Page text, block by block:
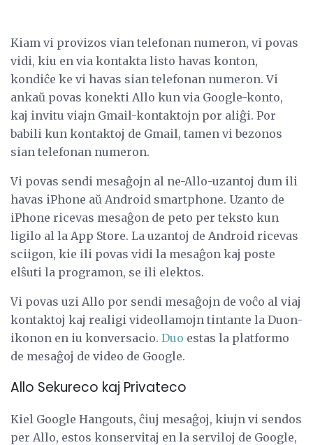
Kiam vi provizos vian telefonan numeron, vi povas
vidi, kiu en via kontakta listo havas konton,
kondiĉe ke vi havas sian telefonan numeron. Vi
ankaŭ povas konekti Allo kun via Google-konto,
kaj invitu viajn Gmail-kontaktojn por aliĝi. Por
babili kun kontaktoj de Gmail, tamen vi bezonos
sian telefonan numeron.
Vi povas sendi mesaĝojn al ne-Allo-uzantoj dum ili
havas iPhone aŭ Android smartphone. Uzanto de
iPhone ricevas mesaĝon de peto per teksto kun
ligilo al la App Store. La uzantoj de Android ricevas
sciigon, kie ili povas vidi la mesaĝon kaj poste
elŝuti la programon, se ili elektos.
Vi povas uzi Allo por sendi mesaĝojn de voĉo al viaj
kontaktoj kaj realigi videollamojn tintante la Duon-
ikonon en iu konversacio. Duo estas la platformo
de mesaĝoj de video de Google.
Allo Sekureco kaj Privateco
Kiel Google Hangouts, ĉiuj mesaĝoj, kiujn vi sendos
per Allo, estos konservitaj en la serviloj de Google,